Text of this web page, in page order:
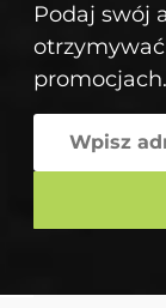
Podaj swój
promocjach.